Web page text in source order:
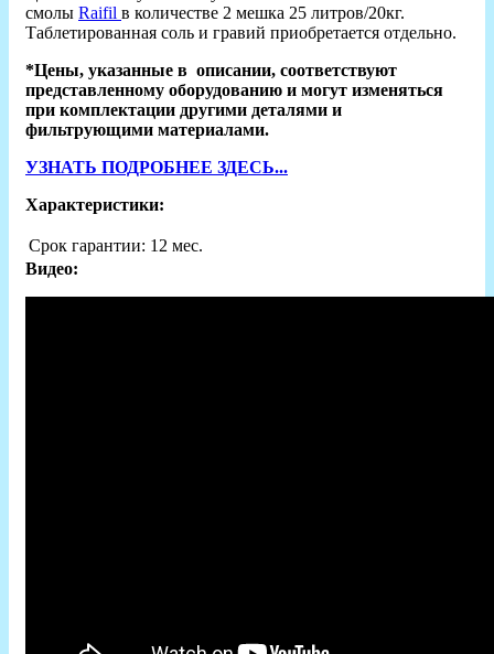
смолы Raifil в количестве 2 мешка 25 литров/20кг.
Таблетированная соль и гравий приобретается отдельно.
*Цены, указанные в описании, соответствуют
представленному оборудованию и могут изменяться
при комплектации другими деталями и
фильтрующими материалами.
УЗНАТЬ ПОДРОБНЕЕ ЗДЕСЬ...
Характеристики:
Срок гарантии: 12 мес.
Видео: